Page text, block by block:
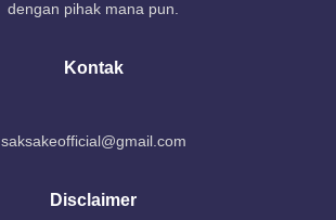
dengan pihak mana pun.
Kontak
saksakeofficial@gmail.com
Disclaimer